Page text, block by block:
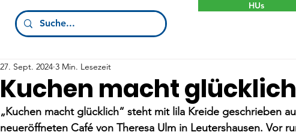
HUs
Kuchen macht
27. Sept. 2024 3 Min. Lesezeit
„Kuchen macht glücklich“ steht mit lila Kreide geschrieben
neueröffneten Café von Theresa Ulm in Leutershausen. Vor